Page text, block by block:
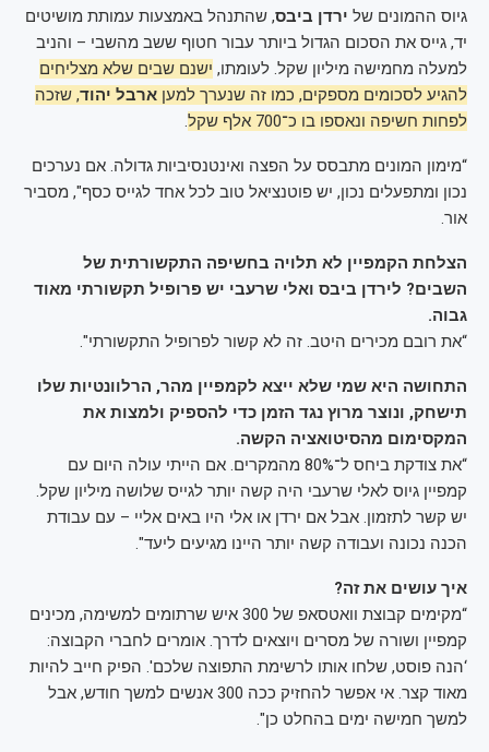
גיוס ההמונים של ירדן ביבס, שהתנהל באמצעות עמותת מושיטים
יד, גייס את הסכום הגדול ביותר עבור חטוף ששב מהשבי – והניב
למעלה מחמישה מיליון שקל. לעומתו, ישנם שבים שלא מצליחים
להגיע לסכומים מספקים, כמו זה שנערך למען ארבל יהוד, שזכה
לפחות חשיפה ונאספו בו כ־700 אלף שקל
.
“מימון המונים מתבסס על הפצה ואינטנסיביות גדולה. אם נערכים
נכון ומתפעלים נכון, יש פוטנציאל טוב לכל אחד לגייס כסף", מסביר
אור.
הצלחת הקמפיין לא תלויה בחשיפה התקשורתית של
השבים? לירדן ביבס ואלי שרעבי יש פרופיל תקשורתי מאוד
גבוה.
“את רובם מכירים היטב. זה לא קשור לפרופיל התקשורתי".
התחושה היא שמי שלא ייצא לקמפיין מהר, הרלוונטיות שלו
תישחק, ונוצר מרוץ נגד הזמן כדי להספיק ולמצות את
המקסימום מהסיטואציה הקשה.
“את צודקת ביחס ל־80% מהמקרים. אם הייתי עולה היום עם
קמפיין גיוס לאלי שרעבי היה קשה יותר לגייס שלושה מיליון שקל.
יש קשר לתזמון. אבל אם ירדן או אלי היו באים אליי – עם עבודת
הכנה נכונה ועבודה קשה יותר היינו מגיעים ליעד".
איך עושים את זה?
“מקימים קבוצת וואטסאפ של 300 איש שרתומים למשימה, מכינים
קמפיין ושורה של מסרים ויוצאים לדרך. אומרים לחברי הקבוצה:
‘הנה פוסט, שלחו אותו לרשימת התפוצה שלכם'. הפיק חייב להיות
מאוד קצר. אי אפשר להחזיק ככה 300 אנשים למשך חודש, אבל
למשך חמישה ימים בהחלט כן".